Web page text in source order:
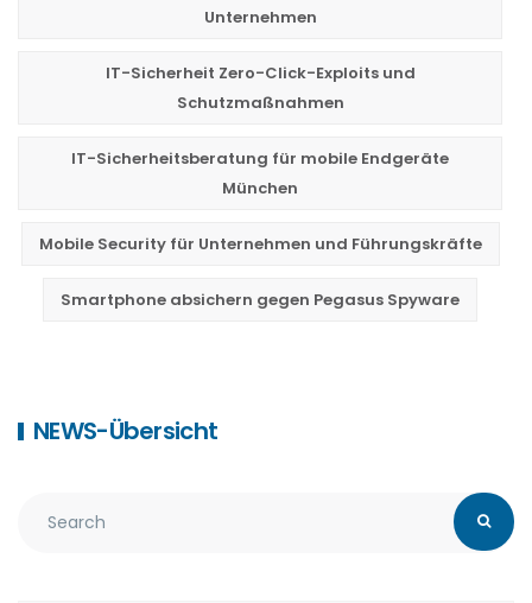
Unternehmen
IT-Sicherheit Zero-Click-Exploits und
Schutzmaßnahmen
IT-Sicherheitsberatung für mobile Endgeräte
München
Mobile Security für Unternehmen und Führungskräfte
Smartphone absichern gegen Pegasus Spyware
NEWS-Übersicht